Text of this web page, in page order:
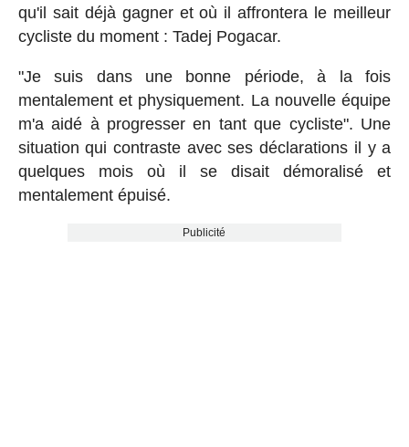
qu'il sait déjà gagner et où il affrontera le meilleur
cycliste du moment : Tadej Pogacar.
"Je suis dans une bonne période, à la fois
mentalement et physiquement. La nouvelle équipe
m'a aidé à progresser en tant que cycliste". Une
situation qui contraste avec ses déclarations il y a
quelques mois où il se disait démoralisé et
mentalement épuisé.
Publicité